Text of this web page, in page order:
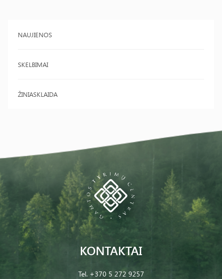
NAUJIENOS
SKELBIMAI
ŽINIASKLAIDA
KONTAKTAI
Tel. +370 5 272 9257